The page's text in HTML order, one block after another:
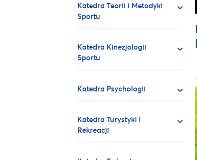
Katedra Teorii i Metodyki
Sportu
Katedra Kinezjologii
Sportu
Katedra Psychologii
Katedra Turystyki i
Rekreacji